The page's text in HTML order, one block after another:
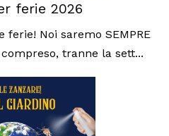
ferie 2026
Noi saremo SEMPRE
tranne la sett...